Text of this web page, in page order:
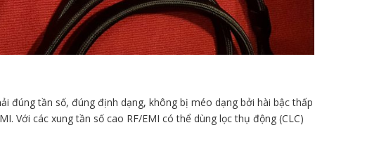
đúng tần số, đúng định dạng, không bị méo dạng bởi hài bậc thấp
Với các xung tần số cao RF/EMI có thể dùng lọc thụ động (CLC)